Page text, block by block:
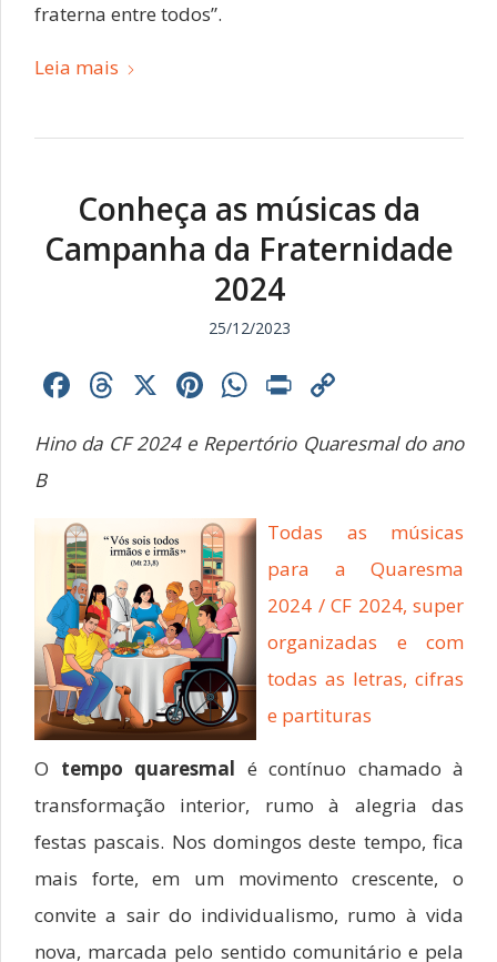
fraterna entre todos”.
Leia mais
Conheça as músicas da
Campanha da Fraternidade
2024
25/12/2023
Facebook
Threads
X Pinterest
WhatsApp
Print
Hino da CF 2024 e Repertório Quaresmal do ano
B
Todas as músicas
para a Quaresma
2024 / CF 2024, super
organizadas e com
todas as letras, cifras
e partituras
O tempo quaresmal é contínuo chamado à
transformação interior, rumo à alegria das
festas pascais. Nos domingos deste tempo, fica
mais forte, em um movimento crescente, o
convite a sair do individualismo, rumo à vida
nova, marcada pelo sentido comunitário e pela